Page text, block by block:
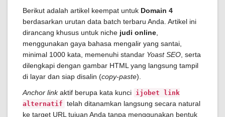
Berikut adalah artikel keempat untuk Domain 4
berdasarkan urutan data batch terbaru Anda. Artikel ini
dirancang khusus untuk niche judi online
menggunakan gaya bahasa mengalir yang santai,
minimal 1000 kata, memenuhi standar Yoast SEO , serta
dilengkapi dengan gambar HTML yang langsung tampil
di layar dan siap disalin (copy-paste).
Anchor linkaktif berupa kata kunci ijobet link
alternatif telah ditanamkan langsung secara natural
ke target URL tujuan Anda tanpa menggunakan bentuk